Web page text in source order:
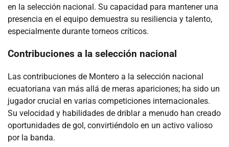
en la selección nacional. Su capacidad para mantener una
presencia en el equipo demuestra su resiliencia y talento,
especialmente durante torneos críticos.
Contribuciones a la selección nacional
Las contribuciones de Montero a la selección nacional
ecuatoriana van más allá de meras apariciones; ha sido un
jugador crucial en varias competiciones internacionales.
Su velocidad y habilidades de driblar a menudo han creado
oportunidades de gol, convirtiéndolo en un activo valioso
por la banda.